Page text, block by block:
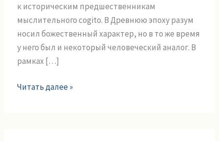
к историческим предшественникам
мыслительного cogito. В Древнюю эпоху разум
носил божественный характер, но в то же время
у него был и некоторый человеческий аналог. В
рамках […]
Читать далее »